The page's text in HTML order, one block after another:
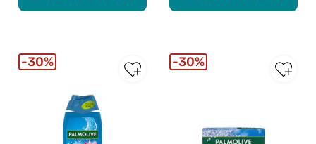
30% 30%